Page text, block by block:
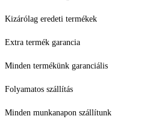
Kizárólag eredeti termékek
Extra termék garancia
Minden termékünk garanciális
Folyamatos szállítás
Minden munkanapon szállítunk